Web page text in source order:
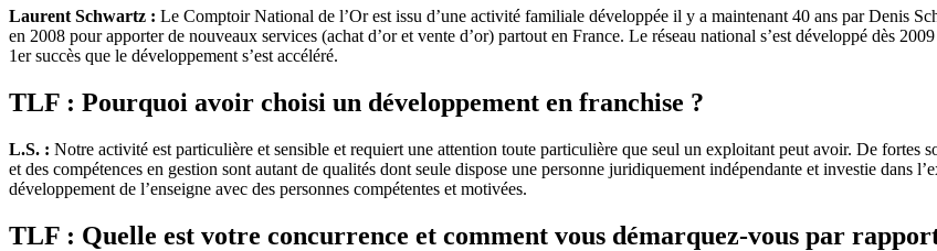
Laurent Schwartz : Le Comptoir National de l’Or est issu d’une activité familiale développée il y a maintenant 40 ans par Denis
en 2008 pour apporter de nouveaux services (achat d’or et vente d’or) partout en France. Le réseau national s’est développé dès
1er succès que le développement s’est accéléré.
TLF : Pourquoi avoir choisi un développement en franchise ?
L.S. : Notre activité est particulière et sensible et requiert une attention toute particulière que seul un exploitant peut avoir. De fortes
et des compétences en gestion sont autant de qualités dont seule dispose une personne juridiquement indépendante et investie dans
développement de l’enseigne avec des personnes compétentes et motivées.
TLF : Quelle est votre concurrence et comment vous démarquez-vous par